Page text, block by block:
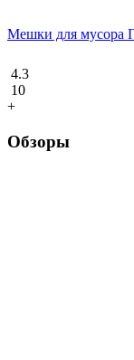
Мешки для мусора
4.3
10
+
Обзоры